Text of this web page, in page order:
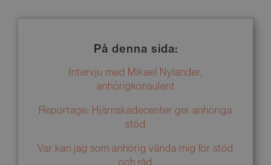
På denna sida:
Intervju med Mikael Nylander,
anhörigkonsulent
Reportage: Hjärnskadecenter ger anhöriga
stöd
Var kan jag som anhörig vända mig för stöd
och råd